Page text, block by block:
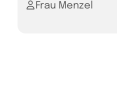
Frau Menzel